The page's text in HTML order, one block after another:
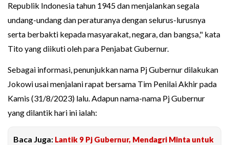
Republik Indonesia tahun 1945 dan menjalankan segala
undang-undang dan peraturanya dengan selurus-lurusnya
serta berbakti kepada masyarakat, negara, dan bangsa," kata
Tito yang diikuti oleh para Penjabat Gubernur.
Sebagai informasi, penunjukkan nama Pj Gubernur dilakukan
Jokowi usai menjalani rapat bersama Tim Penilai Akhir pada
Kamis (31/8/2023) lalu. Adapun nama-nama Pj Gubernur
yang dilantik hari ini ialah:
Baca Juga: Lantik 9 Pj Gubernur, Mendagri Minta untuk